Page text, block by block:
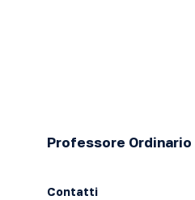
Professore
Contatti